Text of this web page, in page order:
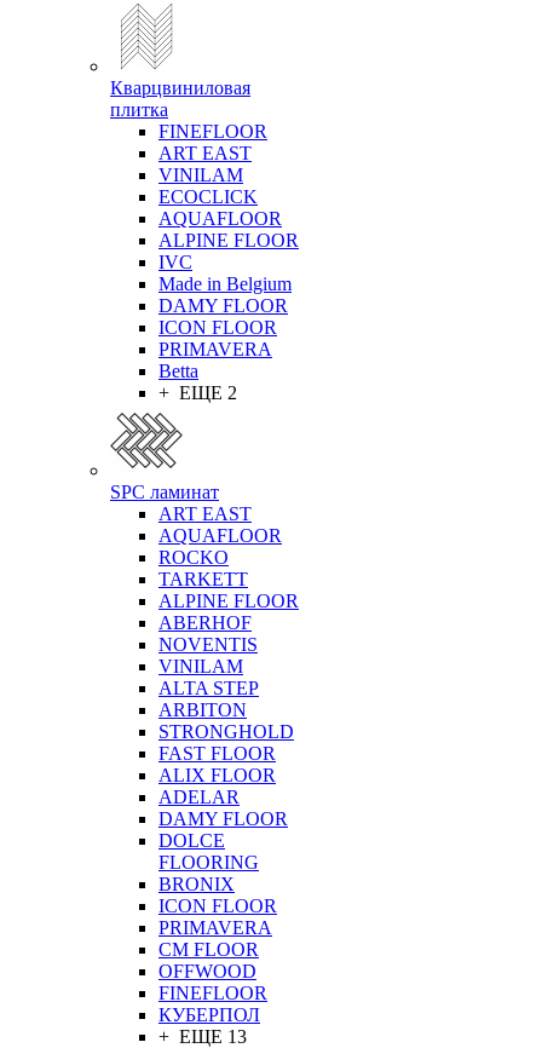
Кварцвиниловая
плитка
FINEFLOOR
ART EAST
VINILAM
ECOCLICK
AQUAFLOOR
ALPINE FLOOR
IVC
Made in Belgium
DAMY FLOOR
ICON FLOOR
PRIMAVERA
Betta
+ ЕЩЕ 2
SPC ламинат
ART EAST
AQUAFLOOR
ROCKO
TARKETT
ALPINE FLOOR
ABERHOF
NOVENTIS
VINILAM
ALTA STEP
ARBITON
STRONGHOLD
FAST FLOOR
ALIX FLOOR
ADELAR
DAMY FLOOR
DOLCE
FLOORING
BRONIX
ICON FLOOR
PRIMAVERA
CM FLOOR
OFFWOOD
FINEFLOOR
КУБЕРПОЛ
+ ЕЩЕ 13